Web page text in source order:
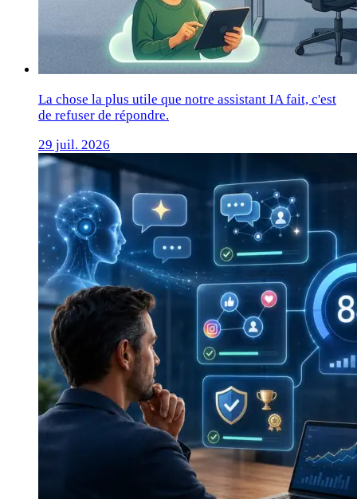
La chose la plus utile que notre assistant IA fait, c'est
de refuser de répondre.
29 juil. 2026